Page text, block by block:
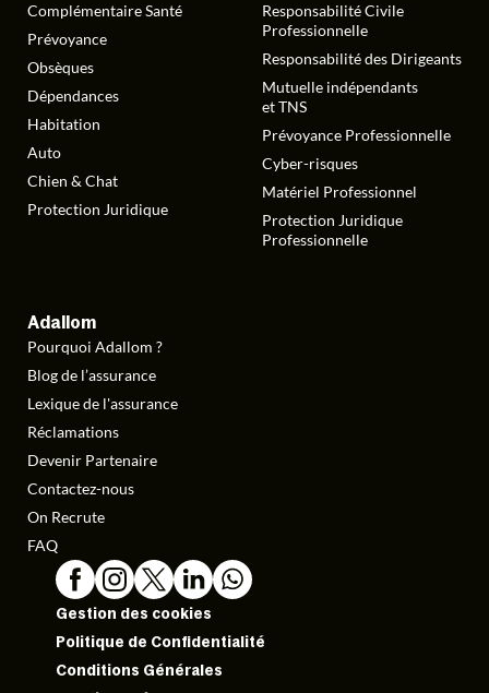
Complémentaire Santé
Prévoyance
Obsèques
Dépendances
Habitation
Auto
Chien & Chat
Protection Juridique
Responsabilité Civile
Professionnelle
Responsabilité des Dirigeants
Mutuelle indépendants
et TNS
Prévoyance Professionnelle
Cyber-risques
Matériel Professionnel
Protection Juridique
Professionnelle
Adallom
Pourquoi Adallom ?
Blog de l’assurance
Lexique de l'assurance
Réclamations
Devenir Partenaire
Contactez-nous
On Recrute
FAQ
Gestion des cookies
Politique de Confidentialité
Conditions Générales